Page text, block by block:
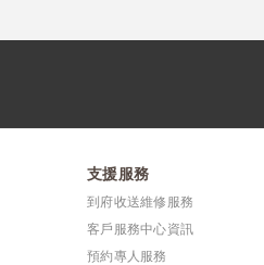
支援服務
到府收送維修服務
客戶服務中心資訊
預約專人服務